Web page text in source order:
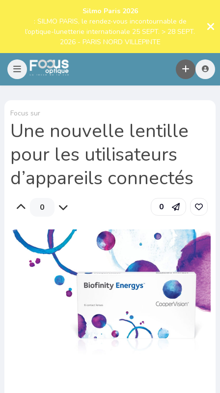
Silmo Paris 2026
: SILMO PARIS, le rendez-vous incontournable de
l’optique-lunetterie internationale 25 SEPT. > 28 SEPT.
2026 - PARIS NORD VILLEPINTE
Focus sur
Une nouvelle lentille
pour les utilisateurs
d’appareils connectés
0 0